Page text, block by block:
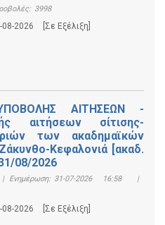
3998
08-2026 [Σε Εξέλιξη]
ΑΙΤΗΣΕΩΝ -
αιτήσεων σίτισης-
των ακαδημαϊκών
Κεφαλονιά [ακαδ.
08/2026
| Ενημέρωση: 31-07-2026 16:58
|
08-2026 [Σε Εξέλιξη]